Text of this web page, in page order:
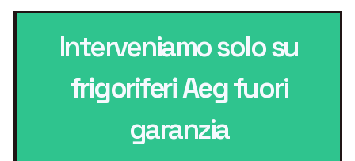
Interveniamo solo su
frigoriferi Aegfuori
garanzia